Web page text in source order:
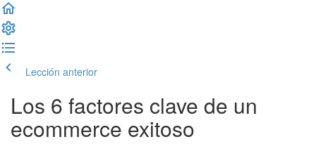
Lección anterior
Los 6 factores clave de un
ecommerce exitoso